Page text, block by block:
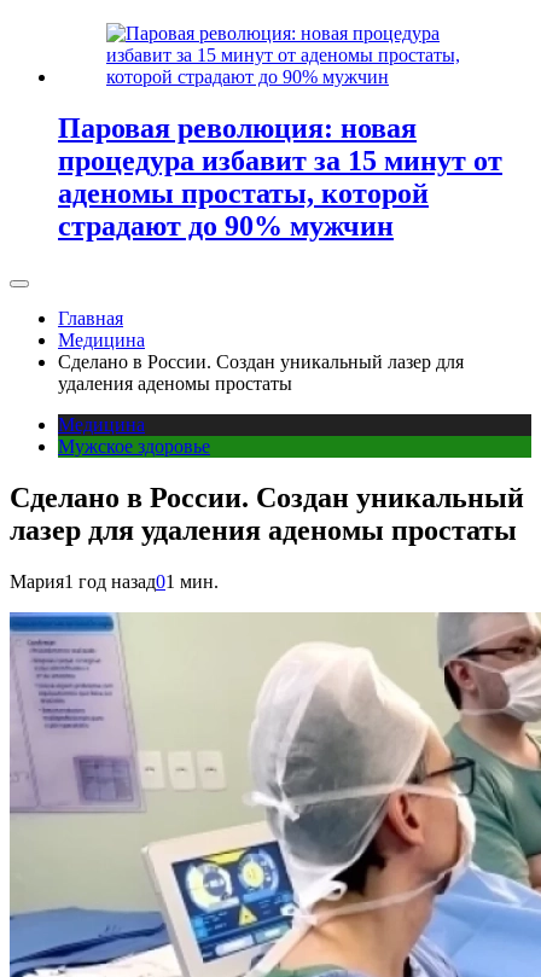
Паровая революция: новая
процедура избавит за 15 минут от
аденомы простаты, которой
страдают до 90% мужчин
Главная
Медицина
Сделано в России. Создан уникальный лазер для
удаления аденомы простаты
Медицина
Мужское здоровье
Сделано в России. Создан уникальный
лазер для удаления аденомы простаты
Мария1 год назад01 мин.